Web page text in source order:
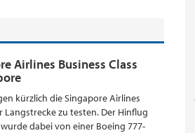
Airlines Business Class
kürzlich die Singapore Airlines
Langstrecke zu testen. Der Hinflug
dabei von einer Boeing 777-